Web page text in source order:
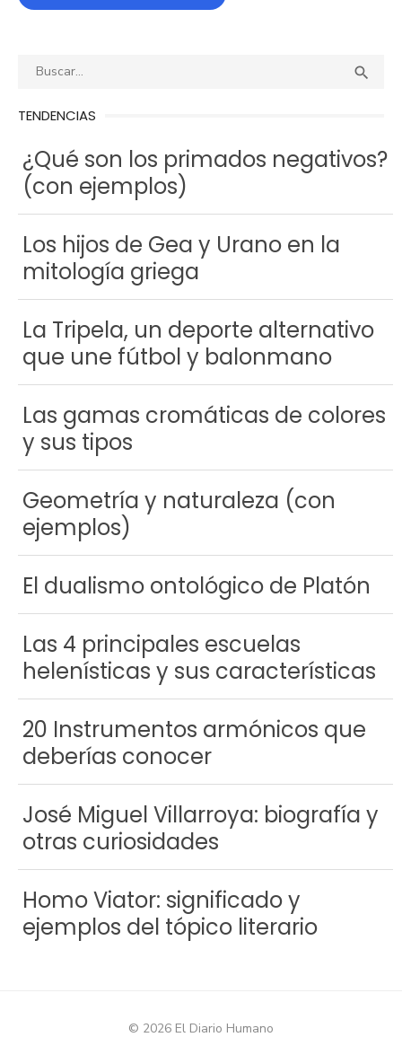
Buscar: 
TENDENCIAS
¿Qué son los primados negativos?
(con ejemplos)
Los hijos de Gea y Urano en la
mitología griega
La Tripela, un deporte alternativo
que une fútbol y balonmano
Las gamas cromáticas de colores
y sus tipos
Geometría y naturaleza (con
ejemplos)
El dualismo ontológico de Platón
Las 4 principales escuelas
helenísticas y sus características
20 Instrumentos armónicos que
deberías conocer
José Miguel Villarroya: biografía y
otras curiosidades
Homo Viator: significado y
ejemplos del tópico literario
© 2026 El Diario Humano